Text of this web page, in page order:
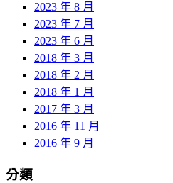
2023 年 8 月
2023 年 7 月
2023 年 6 月
2018 年 3 月
2018 年 2 月
2018 年 1 月
2017 年 3 月
2016 年 11 月
2016 年 9 月
分類